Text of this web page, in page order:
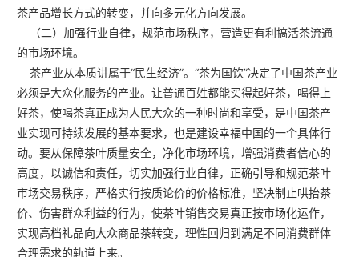
茶产品增长方式的转变，并向多元化方向发展。
（二）加强行业自律，规范市场秩序，营造更有利搞活茶流通
的市场环境。
茶产业从本质讲属于“民生经济”。“茶为国饮”决定了中国茶产业
必须是大众化服务的产业。让普通百姓都能买得起好茶，喝得上
好茶，使喝茶真正成为人民大众的一种时尚和享受，是中国茶产
业实现可持续发展的基本要求，也是建设幸福中国的一个具体行
动。要从保障茶叶质量安全，净化市场环境，增强消费者信心的
高度，以诚信和责任，切实加强行业自律，正确引导和规范茶叶
市场交易秩序，严格实行按质论价的价格标准，坚决制止哄抬茶
价、伤害群众利益的行为，使茶叶销售交易真正按市场化运作，
实现高档礼品向大众商品茶转变，理性回归到满足不同消费群体
合理需求的轨道上来。